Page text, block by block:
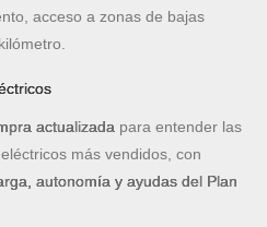
acceso a zonas de bajas
actualizada para entender las
más vendidos, con
autonomía y ayudas del Plan